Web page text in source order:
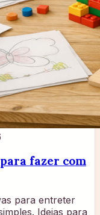
fazer com
para entreter
Ideias para